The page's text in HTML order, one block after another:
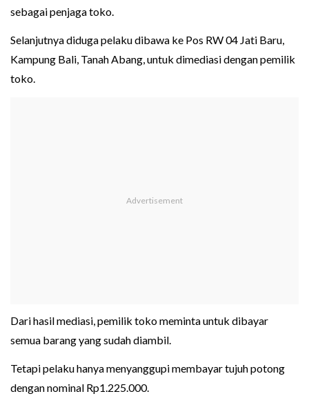
sebagai penjaga toko.
Selanjutnya diduga pelaku dibawa ke Pos RW 04 Jati Baru,
Kampung Bali, Tanah Abang, untuk dimediasi dengan pemilik
toko.
Dari hasil mediasi, pemilik toko meminta untuk dibayar
semua barang yang sudah diambil.
Tetapi pelaku hanya menyanggupi membayar tujuh potong
dengan nominal Rp1.225.000.